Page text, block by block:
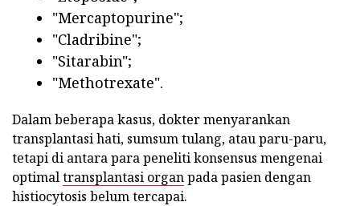
"Mercaptopurine";
"Cladribine";
"Sitarabin";
"Methotrexate".
Dalam beberapa kasus, dokter menyarankan
transplantasi hati, sumsum tulang, atau paru-paru,
tetapi di antara para peneliti konsensus mengenai
optimaltransplantasi organpada pasien dengan
histiocytosis belum tercapai.